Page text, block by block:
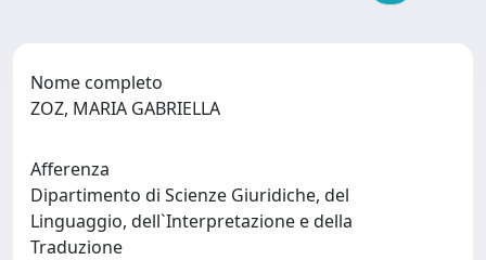
Nome completo
ZOZ, MARIA GABRIELLA
Afferenza
Dipartimento di Scienze Giuridiche, del
Linguaggio, dell`Interpretazione e della
Traduzione